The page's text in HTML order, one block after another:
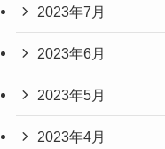
2023年7月
2023年6月
2023年5月
2023年4月